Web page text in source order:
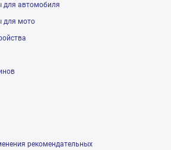
для автомобиля
для мото
рекомендательных